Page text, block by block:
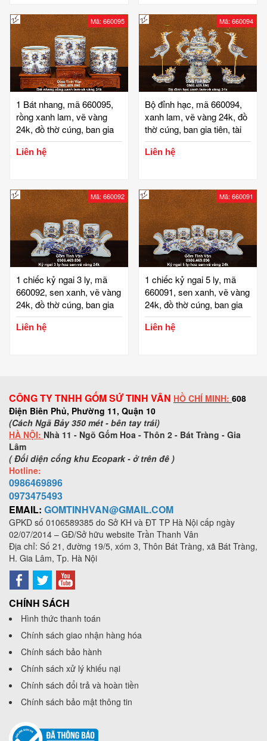
Mã: 660095
1 Bát nhang, mã 660095,
rồng xanh lam, vẽ vàng
24k, đồ thờ cúng, ban gia
tiên, tài địa, phật, ông táo,
gốm bát tràng, tinh vân
Liên hệ
Mã: 660094
Bộ đỉnh hạc, mã 660094,
xanh lam, vẽ vàng 24k, đồ
thờ cúng, ban gia tiên, tài
địa, phật, ông táo, gốm bát
tràng, tinh vân
Liên hệ
Mã: 660092
1 chiếc kỷ ngai 3 ly, mã
660092, sen xanh, vẽ vàng
24k, đồ thờ cúng, ban gia
tiên, tài địa, phật, ông táo,
gốm bát tràng, tinh vân
Liên hệ
Mã: 660091
1 chiếc kỷ ngai 5 ly, mã
660091, sen xanh, vẽ vàng
24k, đồ thờ cúng, ban gia
tiên, tài địa, phật, ông táo,
gốm bát tràng, tinh vân
Liên hệ
CÔNG TY TNHH GỐM SỨ TINH VÂN HỒ CHÍ MINH: 608
Điện Biên Phủ, Phường 11, Quận 10
(Cách Ngã Bảy 350 mét - bên tay trái)
HÀ NỘI: Nhà 11 - Ngõ Gốm Hoa - Thôn 2 - Bát Tràng - Gia
Lâm
( Đối diện cổng khu Ecopark - ở trên đê )
Hotline:
0986469896
0973475493
EMAIL: GOMTINHVAN@GMAIL.COM
GPKD số 0106589385 do Sở KH và ĐT TP Hà Nội cấp ngày
02/07/2014 – GĐ/Sở hữu website Trần Thanh Vân
Địa chỉ: Số 21, đường 19/5, xóm 3, Thôn Bát Tràng, xã Bát Tràng,
H. Gia Lâm, Tp. Hà Nội
CHÍNH SÁCH
Hình thức thanh toán
Chính sách giao nhận hàng hóa
Chính sách bảo hành
Chính sách xử lý khiếu nại
Chính sách đổi trả và hoàn tiền
Chính sách bảo mật thông tin